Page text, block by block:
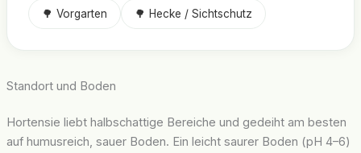
🌳 Vorgarten 🌳 Hecke / Sichtschutz
Standort und Boden
Hortensie liebt halbschattige Bereiche und gedeiht am besten
auf humusreich, sauer Boden. Ein leicht saurer Boden (pH 4–6)